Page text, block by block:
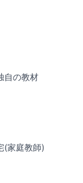
自の教材
(家庭教師)